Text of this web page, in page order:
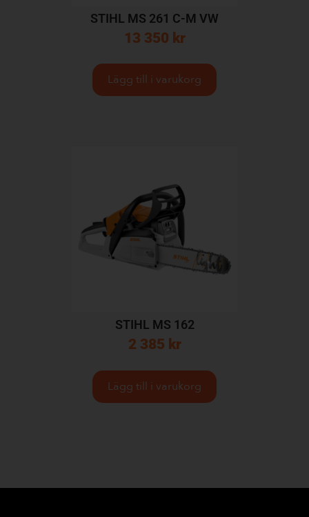
STIHL MS 261 C-M VW
13 350 kr
Lägg till i varukorg
STIHL MS 162
2 385 kr
Lägg till i varukorg